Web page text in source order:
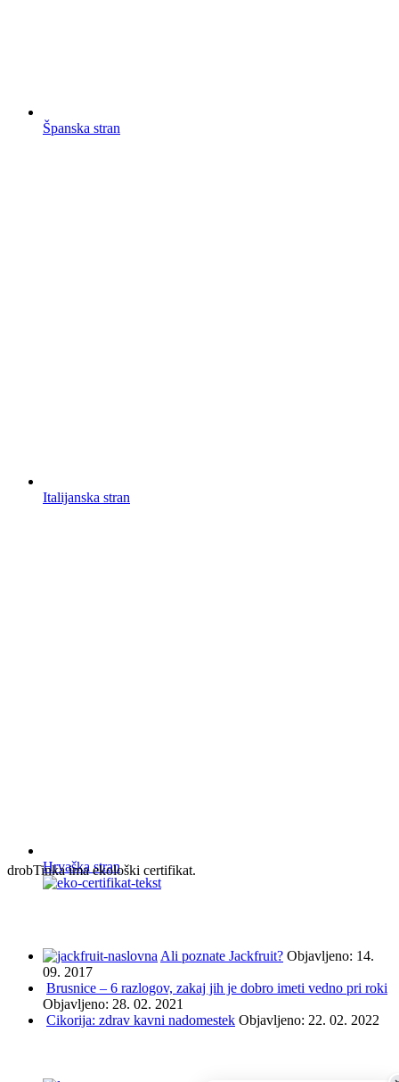
Španska stran
Italijanska stran
Hrvaška stran
drobTinka ima ekološki certifikat.
Ali poznate Jackfruit? Objavljeno: 14.
09. 2017
Brusnice – 6 razlogov, zakaj jih je dobro imeti vedno pri roki
Objavljeno: 28. 02. 2021
Cikorija: zdrav kavni nadomestek Objavljeno: 22. 02. 2022